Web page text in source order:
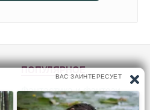
ПОПУЛЯРНОЕ
Фантастика и фэнтези
Детективы, триллеры